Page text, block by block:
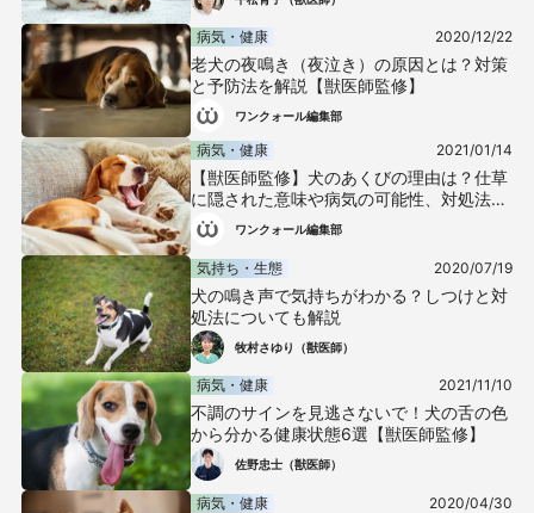
病気・健康 2020/12/22
老犬の夜鳴き（夜泣き）の原因とは？対策
と予防法を解説【獣医師監修】
ワンクォール編集部
病気・健康 2021/01/14
【獣医師監修】犬のあくびの理由は？仕草
に隠された意味や病気の可能性、対処法な
どを解説ワンクォール編集部
気持ち・生態 2020/07/19
犬の鳴き声で気持ちがわかる？しつけと対
処法についても解説
牧村さゆり（獣医師）
病気・健康 2021/11/10
不調のサインを見逃さないで！犬の舌の色
から分かる健康状態6選【獣医師監修】
佐野忠士（獣医師）
病気・健康 2020/04/30